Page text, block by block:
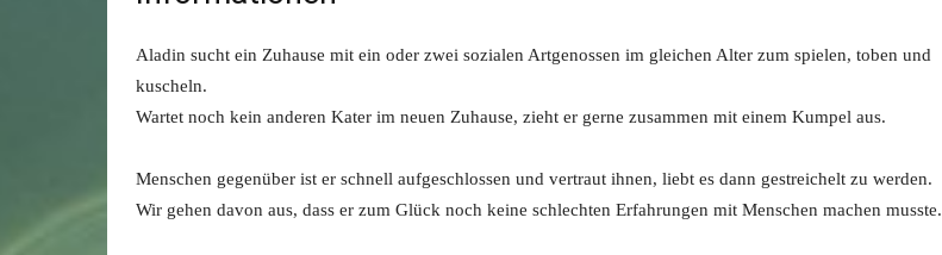
Aladin sucht ein Zuhause mit ein oder zwei sozialen Artgenossen im gleichen Alter zum spielen, toben und
kuscheln.
Wartet noch kein anderen Kater im neuen Zuhause, zieht er gerne zusammen mit einem Kumpel aus.
Menschen gegenüber ist er schnell aufgeschlossen und vertraut ihnen, liebt es dann gestreichelt zu werden.
Wir gehen davon aus, dass er zum Glück noch keine schlechten Erfahrungen mit Menschen machen musste.